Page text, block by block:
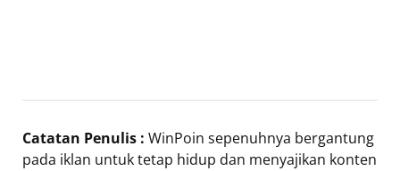
Catatan Penulis : WinPoin sepenuhnya bergantung
pada iklan untuk tetap hidup dan menyajikan konten